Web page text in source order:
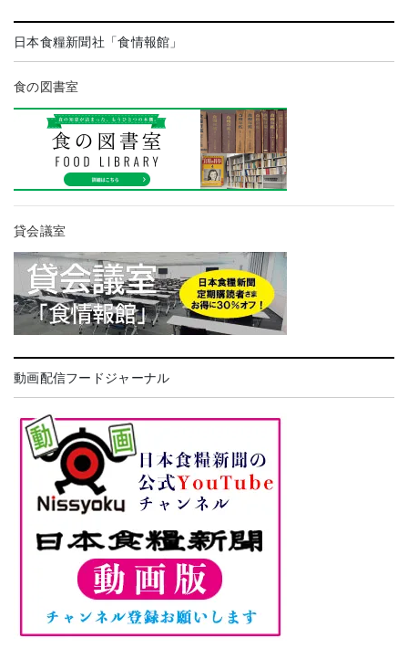
日本食糧新聞社「食情報館」
食の図書室
貸会議室
動画配信フードジャーナル